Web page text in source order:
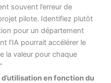
souvent l’erreur de
pilote. Identifiez plutôt
pour un département
l’IA pourrait accélérer le
la valeur pour chaque
en fonction du